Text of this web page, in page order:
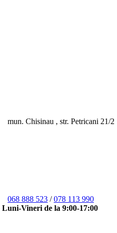
mun. Chisinau , str. Petricani 21/2
068 888 523 /078 113 990
Luni-Vineri de la 9:00-17:00